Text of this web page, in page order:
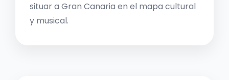
situar a Gran Canaria en el mapa cultural
y musical.